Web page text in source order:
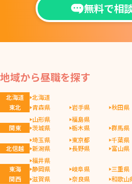
無料で相
地域から昼職を探す
北海道
北海道
東北
青森県 岩手県 秋田県
山形県
福島県
関東
茨城県 栃木県 群馬県
埼玉県
東京都 千葉県
北信越
新潟県 長野県 富山県
福井県
東海
静岡県 岐阜県 三重県
関西
滋賀県 奈良県 和歌山